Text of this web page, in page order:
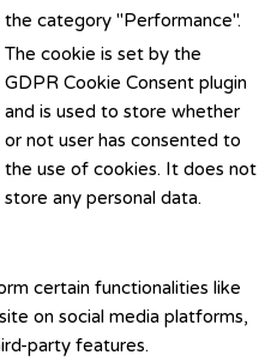
the category "Performance".
The cookie is set by the
GDPR Cookie Consent plugin
and is used to store whether
or not user has consented to
the use of cookies. It does not
store any personal data.
certain functionalities like
on social media platforms,
party features.